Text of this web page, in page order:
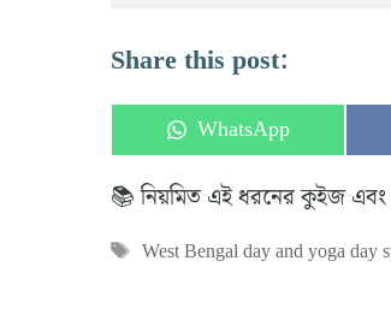
Share this post:
Share
on
WhatsApp
📚 নিয়মিত এই ধরনের কুইজ এবং
Tags
West Bengal day and yoga day